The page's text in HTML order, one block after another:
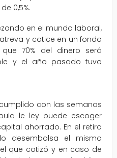
0,5%.
en el mundo laboral,
y cotice en un fondo
70% del dinero será
y el año pasado tuvo
con las semanas
le ley puede escoger
ahorrado. En el retiro
desembolsa el mismo
que cotizó y en caso de